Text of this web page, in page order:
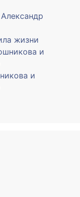
жизни
и
и